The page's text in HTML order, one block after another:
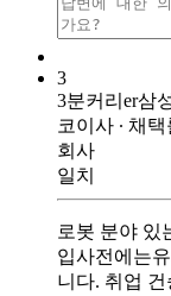
3
3분커리er삼
코이사 ∙ 채택
회사
일치
로봇 분야 있
입사전에는
니다. 취업